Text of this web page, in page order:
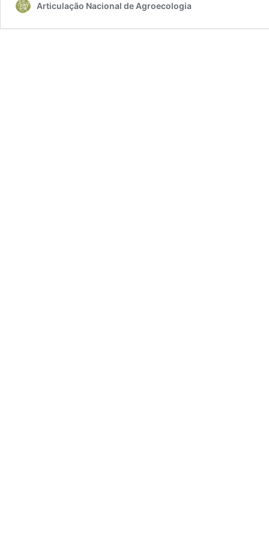
Articulação Nacional de Agroecologia